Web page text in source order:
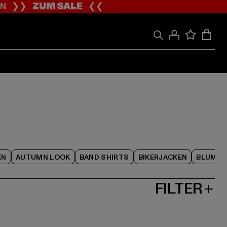
❯❯ZUM SALE❮❮
AUTUMN LOOK BAND SHIRTS BIKERJACKEN
FILTER